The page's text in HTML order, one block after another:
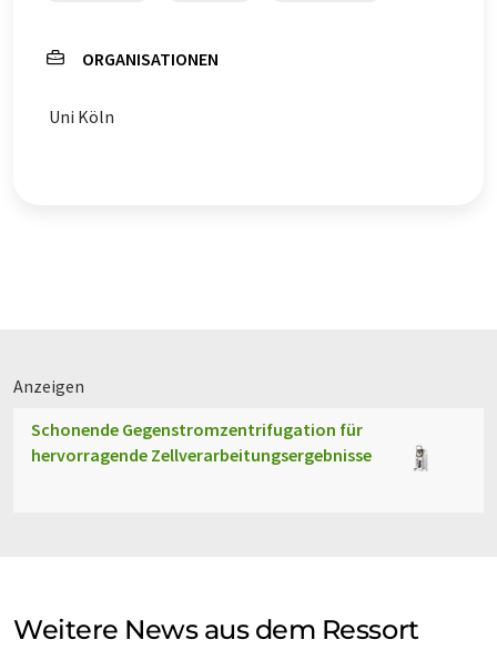
ORGANISATIONEN
Uni Köln
Anzeigen
Schonende Gegenstromzentrifugation für
hervorragende Zellverarbeitungsergebnisse
Weitere News aus dem Ressort